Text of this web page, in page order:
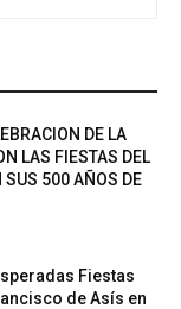
DE LA
LAS FIESTAS DEL
SUS 500 AÑOS DE
Fiestas
de Asís en